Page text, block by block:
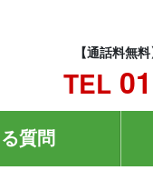
【通話料無料
TEL
質問